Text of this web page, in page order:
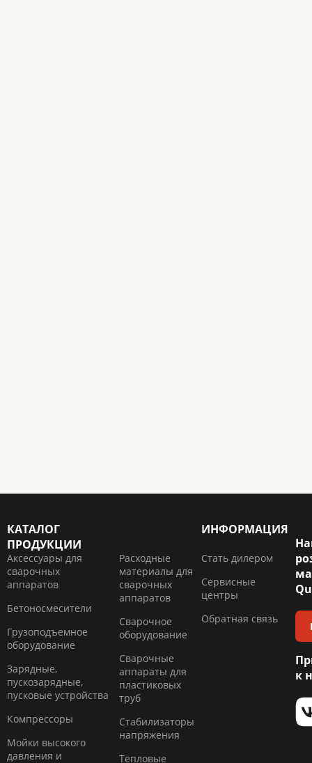
КАТАЛОГ
ПРОДУКЦИИ
Аксессуары для
сварочных
аппаратов
Бетоносмесители
Грузоподъемное
оборудование
Зарядные,
пускозарядные,
пусковые устройства
Компресcоры
Мойки высокого
давления и
Расходные
материалы для
сварочных
аппаратов
Сварочное
оборудование
Сварочные
аппараты для
пластиковых
труб
Стабилизаторы
напряжения
Тепловые
ИНФОРМАЦИЯ
Стать дилером
Сервисные
центры
Обратная связь
к